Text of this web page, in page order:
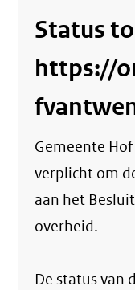
Status
https://
Gemeente
verplicht om
aan het
overheid.
De status van